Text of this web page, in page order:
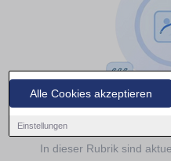
Alle Cookies akzeptieren
Einstellungen
In dieser Rubrik sind